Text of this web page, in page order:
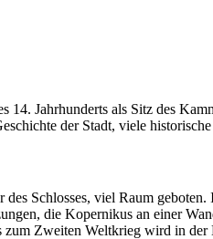
Jahrhunderts als Sitz des
der Stadt, viele
Schlosses, viel Raum
die Kopernikus an einer
Zweiten Weltkrieg wird in